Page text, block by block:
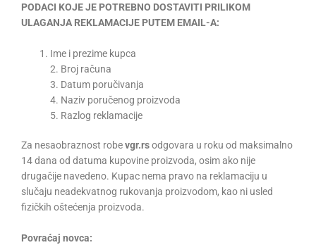
PODACI KOJE JE POTREBNO DOSTAVITI PRILIKOM
ULAGANJA REKLAMACIJE PUTEM EMAIL-A:
Ime i prezime kupca
2. Broj računa
3. Datum poručivanja
4. Naziv poručenog proizvoda
5. Razlog reklamacije
Za nesaobraznost robevgr.rsodgovara u roku od maksimalno
14 dana od datuma kupovine proizvoda, osim ako nije
drugačije navedeno. Kupac nema pravo na reklamaciju u
slučaju neadekvatnog rukovanja proizvodom, kao ni usled
fizičkih oštećenja proizvoda.
Povraćaj novca: